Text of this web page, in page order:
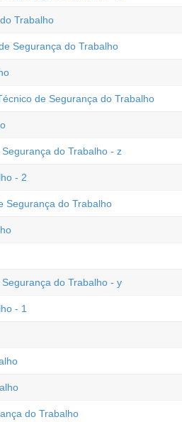
Trabalho
Segurança do Trabalho
de Segurança do Trabalho
do Trabalho - z
- 2
Segurança do Trabalho
do Trabalho - y
- 1
do Trabalho